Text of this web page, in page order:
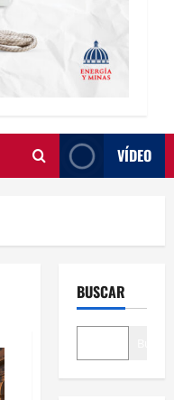
VÍDEO
BUSCAR